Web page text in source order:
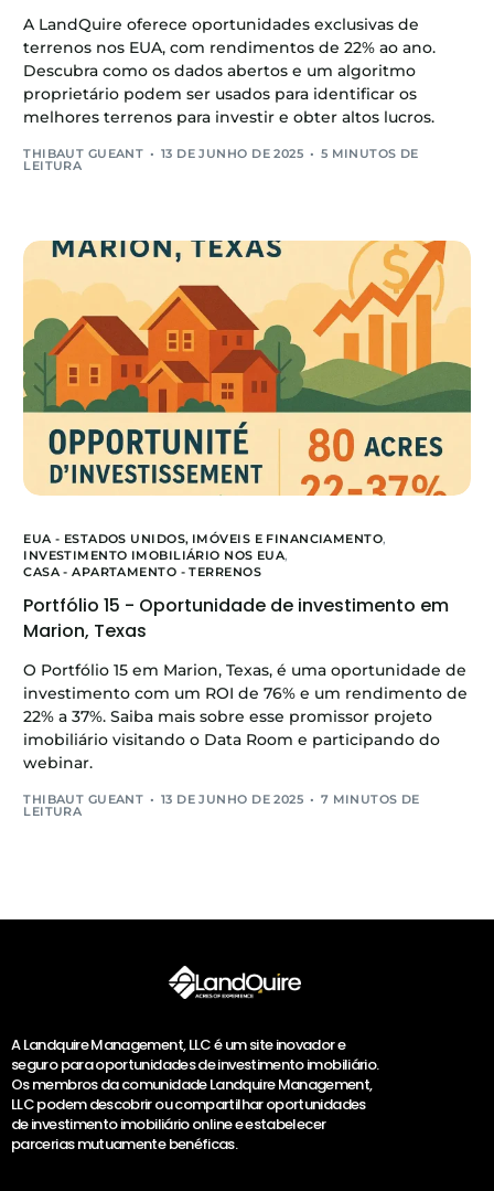
A LandQuire oferece oportunidades exclusivas de
terrenos nos EUA, com rendimentos de 22% ao ano.
Descubra como os dados abertos e um algoritmo
proprietário podem ser usados para identificar os
melhores terrenos para investir e obter altos lucros.
THIBAUT GUEANT 13 DE JUNHO DE 2025 5 MINUTOS DE
LEITURA
EUA - ESTADOS UNIDOS, IMÓVEIS E FINANCIAMENTO,
INVESTIMENTO IMOBILIÁRIO NOS EUA,
CASA - APARTAMENTO - TERRENOS
Portfólio 15 - Oportunidade de investimento em
Marion, Texas
O Portfólio 15 em Marion, Texas, é uma oportunidade de
investimento com um ROI de 76% e um rendimento de
22% a 37%. Saiba mais sobre esse promissor projeto
imobiliário visitando o Data Room e participando do
webinar.
THIBAUT GUEANT 13 DE JUNHO DE 2025 7 MINUTOS DE
LEITURA
A Landquire Management, LLC é um site inovador e
seguro para oportunidades de investimento imobiliário.
Os membros da comunidade Landquire Management,
LLC podem descobrir ou compartilhar oportunidades
de investimento imobiliário online e estabelecer
parcerias mutuamente benéficas.